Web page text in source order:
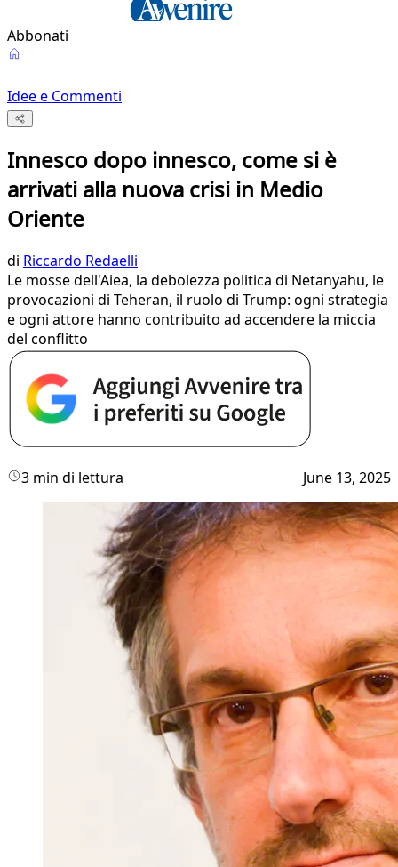
Abbonati
Idee e Commenti
Innesco dopo innesco, come si è
arrivati alla nuova crisi in Medio
Oriente
di Riccardo Redaelli
Le mosse dell'Aiea, la debolezza politica di Netanyahu, le
provocazioni di Teheran, il ruolo di Trump: ogni strategia
e ogni attore hanno contribuito ad accendere la miccia
del conflitto
3 min di lettura June 13, 2025